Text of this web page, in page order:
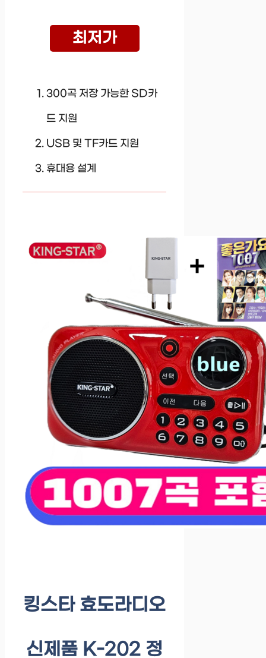
최저가
300곡 저장 가능한 SD카
드 지원
USB 및 TF카드 지원
휴대용 설계
킹스타 효도라디오
신제품 K-202 정